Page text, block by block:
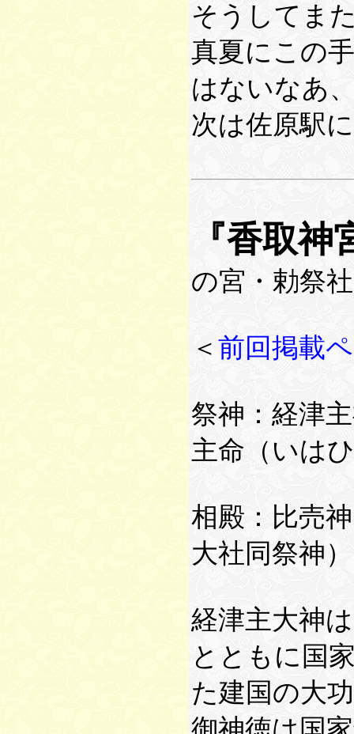
そうしてま
真夏にこの
はないなあ
次は佐原駅
『香取神
の宮・勅祭
＜ 前回掲載
祭神：経津
主命（いは
相殿：比売
大社同祭神）
経津主大神
とともに国
た建国の大